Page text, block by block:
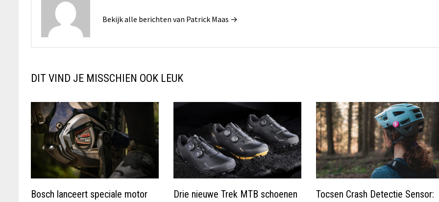
Bekijk alle berichten van Patrick Maas →
DIT VIND JE MISSCHIEN OOK LEUK
Bosch lanceert speciale motor
Drie nieuwe Trek MTB schoenen
Tocsen Crash Detectie Sensor: